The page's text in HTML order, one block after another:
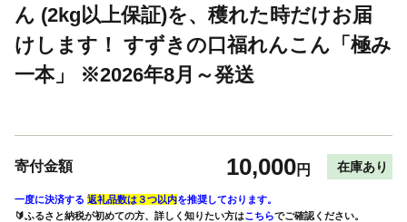
ん (2kg以上保証)を、穫れた時だけお届
けします！ すずきの口福れんこん「極み
一本」 ※2026年8月～発送
寄付金額 10,000円 在庫あり
一度に決済する 返礼品数は３つ以内を推奨しております。
🔰ふるさと納税が初めての方、詳しく知りたい方はこちらでご確認ください。